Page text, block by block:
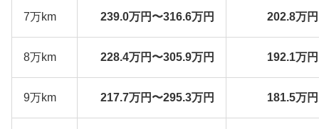
7万km 239.0万円〜316.6万円 202.8万
8万km 228.4万円〜305.9万円 192.1万
9万km 217.7万円〜295.3万円 181.5万